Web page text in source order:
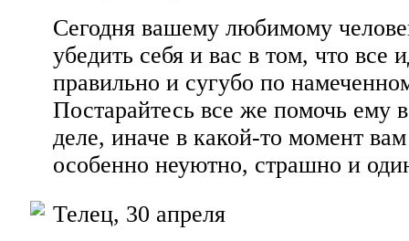
Сегодня вашему любимому
убедить себя и вас в том, что все
правильно и сугубо по
Постарайтесь все же помочь ему
деле, иначе в какой-то момент
особенно неуютно, страшно и
Телец, 30 апреля